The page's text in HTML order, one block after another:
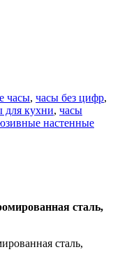
часы, часы без цифр,
для кухни, часы
настенные
сталь,
сталь,